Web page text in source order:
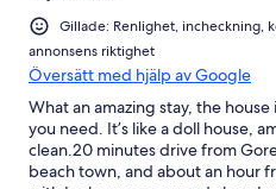
Gillade: Renlighet, incheckning,
annonsens riktighet
Översätt med hjälp av Google
What an amazing stay, the
you need. It’s like a doll house,
clean.20 minutes drive from
beach town, and about an hour